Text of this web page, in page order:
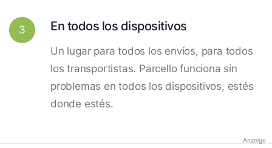
3 En todos los dispositivos
Un lugar para todos los envíos, para todos
los transportistas. Parcello funciona sin
problemas en todos los dispositivos, estés
donde estés.
Anzeige